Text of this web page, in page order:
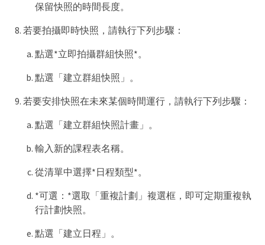
保留快照的時間長度。
若要拍攝即時快照，請執行下列步驟：
點選*立即拍攝群組快照*。
點選「建立群組快照」。
若要安排快照在未來某個時間運行，請執行下列步驟：
點選「建立群組快照計畫」。
輸入新的課程表名稱。
從清單中選擇*日程類型*。
*可選：*選取「重複計劃」複選框，即可定期重複執
行計劃快照。
點選「建立日程」。